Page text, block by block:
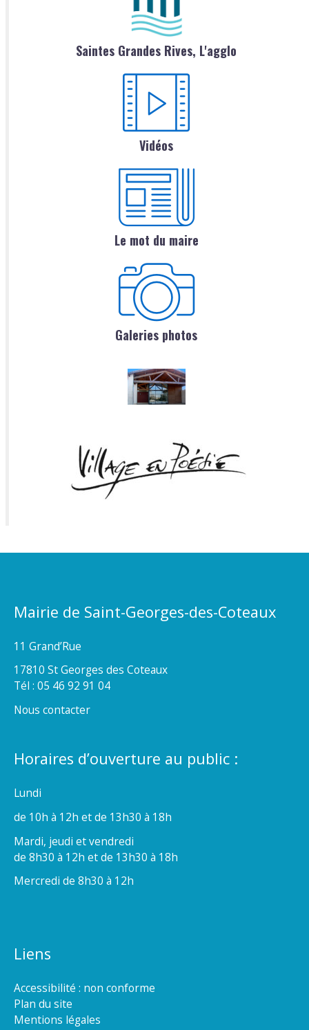
Saintes Grandes Rives, L'agglo
Vidéos
Le mot du maire
Galeries photos
Mairie de Saint-Georges-des-Coteaux
11 Grand’Rue
17810 St Georges des Coteaux
Tél : 05 46 92 91 04
Nous contacter
Horaires d’ouverture au public :
Lundi
de 10h à 12h et de 13h30 à 18h
Mardi, jeudi et vendredi
de 8h30 à 12h et de 13h30 à 18h
Mercredi de 8h30 à 12h
Liens
Accessibilité : non conforme
Plan du site
Mentions légales